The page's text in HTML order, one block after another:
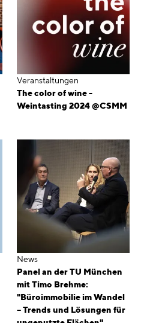
Veranstaltungen
The color of wine -
Weintasting 2024 @CSMM
News
Panel an der TU München
mit Timo Brehme:
"Büroimmobilie im Wandel
– Trends und Lösungen für